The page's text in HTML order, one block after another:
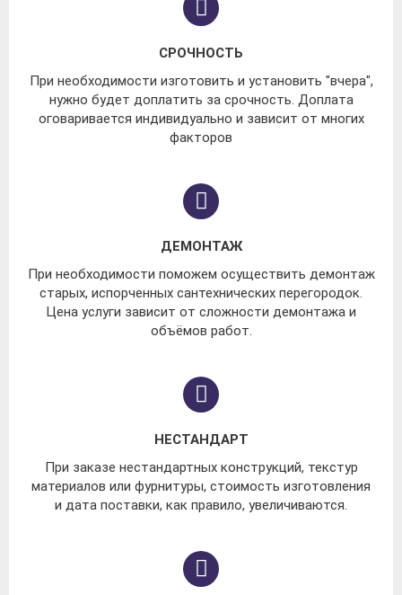
СРОЧНОСТЬ
При необходимости изготовить и установить "вчера",
нужно будет доплатить за срочность. Доплата
оговаривается индивидуально и зависит от многих
факторов
ДЕМОНТАЖ
При необходимости поможем осуществить демонтаж
старых, испорченных сантехнических перегородок.
Цена услуги зависит от сложности демонтажа и
объёмов работ.
НЕСТАНДАРТ
При заказе нестандартных конструкций, текстур
материалов или фурнитуры, стоимость изготовления
и дата поставки, как правило, увеличиваются.